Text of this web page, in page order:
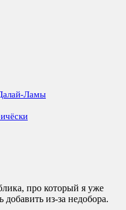
Ламы
про который я уже
из-за недобора.